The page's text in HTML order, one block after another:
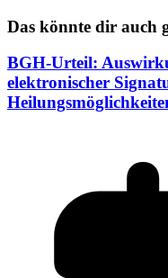
Das könnte dir auch
BGH-Urteil:
elektronischer